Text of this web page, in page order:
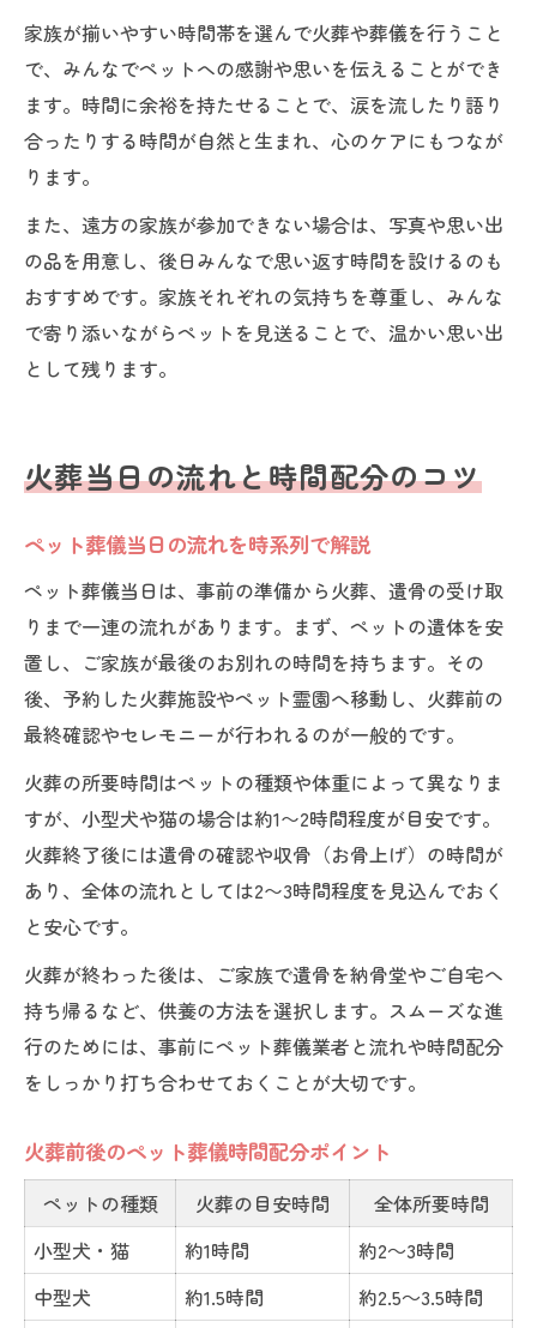
家族が揃いやすい時間帯を選んで火葬や葬儀を行うこと
で、みんなでペットへの感謝や思いを伝えることができ
ます。時間に余裕を持たせることで、涙を流したり語り
合ったりする時間が自然と生まれ、心のケアにもつなが
ります。
また、遠方の家族が参加できない場合は、写真や思い出
の品を用意し、後日みんなで思い返す時間を設けるのも
おすすめです。家族それぞれの気持ちを尊重し、みんな
で寄り添いながらペットを見送ることで、温かい思い出
として残ります。
火葬当日の流れと時間配分のコツ
ペット葬儀当日の流れを時系列で解説
ペット葬儀当日は、事前の準備から火葬、遺骨の受け取
りまで一連の流れがあります。まず、ペットの遺体を安
置し、ご家族が最後のお別れの時間を持ちます。その
後、予約した火葬施設やペット霊園へ移動し、火葬前の
最終確認やセレモニーが行われるのが一般的です。
火葬の所要時間はペットの種類や体重によって異なりま
すが、小型犬や猫の場合は約1〜2時間程度が目安です。
火葬終了後には遺骨の確認や収骨（お骨上げ）の時間が
あり、全体の流れとしては2〜3時間程度を見込んでおく
と安心です。
火葬が終わった後は、ご家族で遺骨を納骨堂やご自宅へ
持ち帰るなど、供養の方法を選択します。スムーズな進
行のためには、事前にペット葬儀業者と流れや時間配分
をしっかり打ち合わせておくことが大切です。
火葬前後のペット葬儀時間配分ポイント
ペットの種類 火葬の目安時間
全体所要時間
小型犬・猫
約1時間
約2～3時間
中型犬
約1.5時間
約2.5～3.5時間